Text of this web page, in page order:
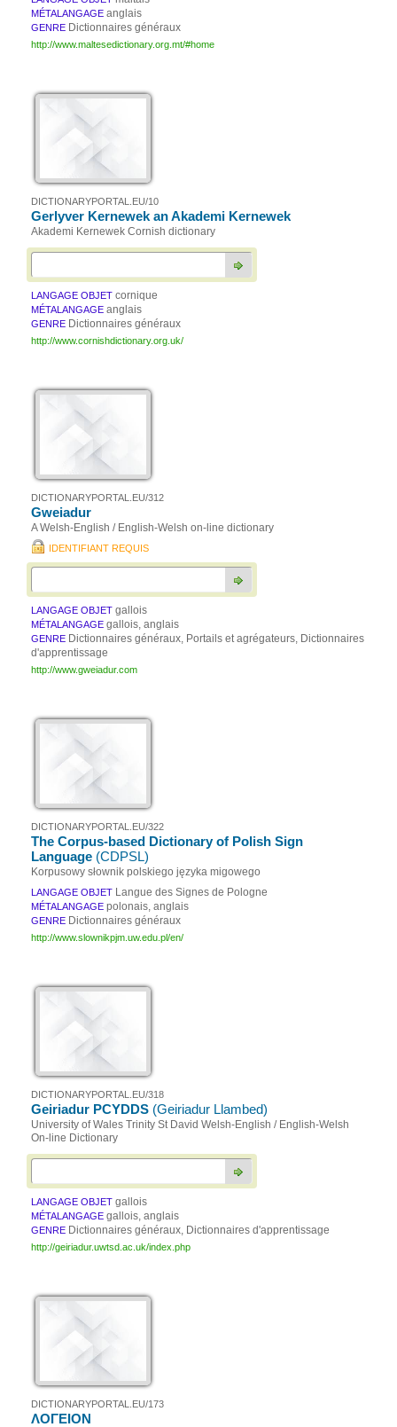
MÉTALANGAGE anglais
GENRE Dictionnaires généraux
http://www.maltesedictionary.org.mt/#home
DICTIONARYPORTAL.EU/10
Gerlyver Kernewek an Akademi Kernewek
Akademi Kernewek Cornish dictionary
LANGAGE OBJET cornique
MÉTALANGAGE anglais
GENRE Dictionnaires généraux
http://www.cornishdictionary.org.uk/
DICTIONARYPORTAL.EU/312
Gweiadur
A Welsh-English / English-Welsh on-line dictionary
IDENTIFIANT REQUIS
LANGAGE OBJET gallois
MÉTALANGAGE gallois, anglais
GENRE Dictionnaires généraux, Portails et agrégateurs, Dictionnaires
d'apprentissage
http://www.gweiadur.com
DICTIONARYPORTAL.EU/322
The Corpus-based Dictionary of Polish Sign
Language (CDPSL)
Korpusowy słownik polskiego języka migowego
LANGAGE OBJET Langue des Signes de Pologne
MÉTALANGAGE polonais, anglais
GENRE Dictionnaires généraux
http://www.slownikpjm.uw.edu.pl/en/
DICTIONARYPORTAL.EU/318
Geiriadur PCYDDS (Geiriadur Llambed)
University of Wales Trinity St David Welsh-English / English-Welsh
On-line Dictionary
LANGAGE OBJET gallois
MÉTALANGAGE gallois, anglais
GENRE Dictionnaires généraux, Dictionnaires d'apprentissage
http://geiriadur.uwtsd.ac.uk/index.php
DICTIONARYPORTAL.EU/173
ΛΟΓΕΙΟΝ